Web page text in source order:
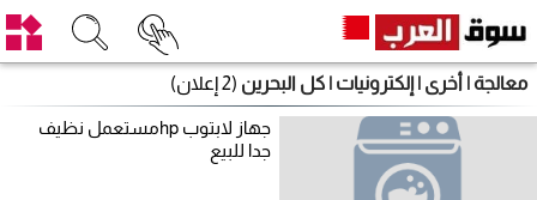
معالجة | أخرى | إلكترونيات | كل البحرين (2 إعلان)
جهاز لابتوب hpمستعمل نظيف
جدا للبيع